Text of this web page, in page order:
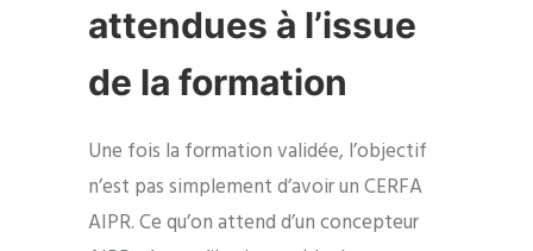
attendues à l’issue
de la formation
Une fois la formation validée, l’objectif
n’est pas simplement d’avoir un CERFA
AIPR. Ce qu’on attend d’un concepteur